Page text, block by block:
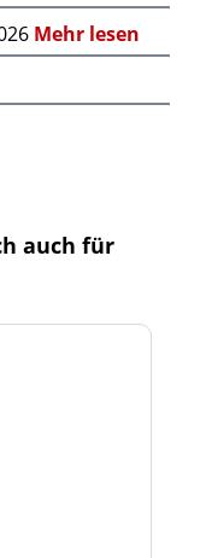
Mehr lesen
auch für